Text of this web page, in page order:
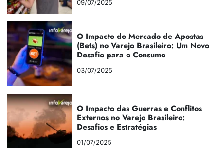
09/07/2025
O Impacto do Mercado de Apostas
(Bets) no Varejo Brasileiro: Um Novo
Desafio para o Consumo
03/07/2025
O Impacto das Guerras e Conflitos
Externos no Varejo Brasileiro:
Desafios e Estratégias
01/07/2025